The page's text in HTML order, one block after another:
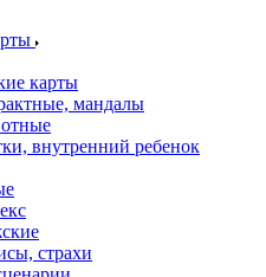
карты
мандалы
внутренний ребенок
страхи